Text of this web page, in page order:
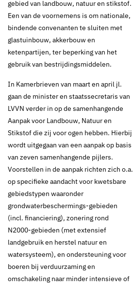
gebied van landbouw, natuur en stikstof.
Een van de voornemens is om nationale,
bindende convenanten te sluiten met
glastuinbouw, akkerbouw en
ketenpartijen, ter beperking van het
gebruik van bestrijdingsmiddelen.
In Kamerbrieven van maart en april jl.
gaan de minister en staatssecretaris van
LVVN verder in op de samenhangende
Aanpak voor Landbouw, Natuur en
Stikstof die zij voor ogen hebben. Hierbij
wordt uitgegaan van een aanpak op basis
van zeven samenhangende pijlers.
Voorstellen in de aanpak richten zich o.a.
op specifieke aandacht voor kwetsbare
gebiedstypen waaronder
grondwaterbeschermings-gebieden
(incl. financiering), zonering rond
N2000-gebieden (met extensief
landgebruik en herstel natuur en
watersysteem), en ondersteuning voor
boeren bij verduurzaming en
omschakeling naar minder intensieve of